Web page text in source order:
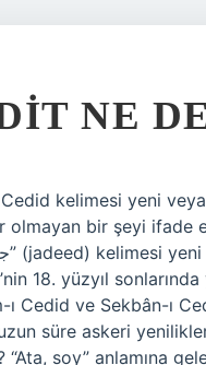
NE
kelimesi yeni
bir şeyi ifade
18. yüzyıl
Cedid ve Sekbân-ı
süre askeri
soy” anlamına